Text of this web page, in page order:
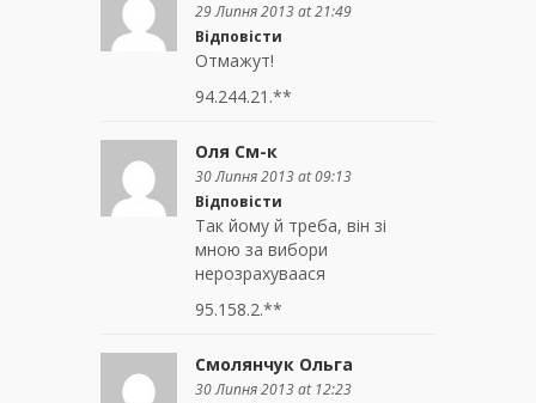
29 Липня 2013 at 21:49
Відповісти
Отмажут!
94.244.21.**
Оля См-к
30 Липня 2013 at 09:13
Відповісти
Tак йому й треба, він зі
мною за вибори
нерозрахуваася
95.158.2.**
Смолянчук Ольга
30 Липня 2013 at 12:23